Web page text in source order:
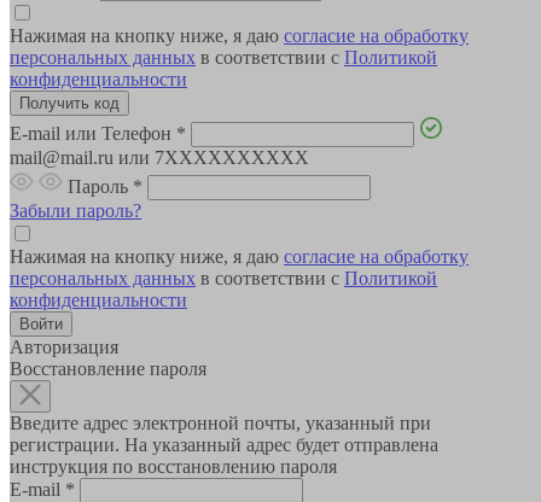
Нажимая на кнопку ниже, я даю согласие на обработку
персональных данных в соответствии с Политикой
конфиденциальности
E-mail или Телефон *
mail@mail.ru или 7XXXXXXXXXX
Пароль *
Забыли пароль?
Нажимая на кнопку ниже, я даю согласие на обработку
персональных данных в соответствии с Политикой
конфиденциальности
Авторизация
Восстановление пароля
Введите адрес электронной почты, указанный при
регистрации. На указанный адрес будет отправлена
инструкция по восстановлению пароля
E-mail *